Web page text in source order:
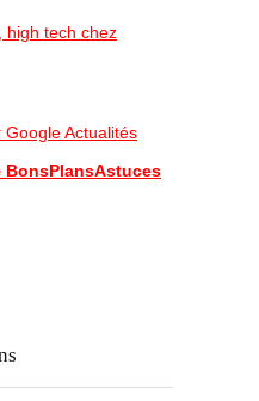
high tech chez
Actualités
BonsPlansAstuces